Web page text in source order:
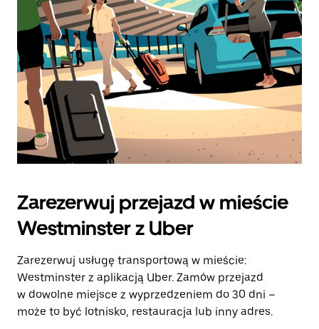
Zarezerwuj przejazd w mieście
Westminster z Uber
Zarezerwuj usługę transportową w mieście:
Westminster z aplikacją Uber. Zamów przejazd
w dowolne miejsce z wyprzedzeniem do 30 dni –
może to być lotnisko, restauracja lub inny adres.